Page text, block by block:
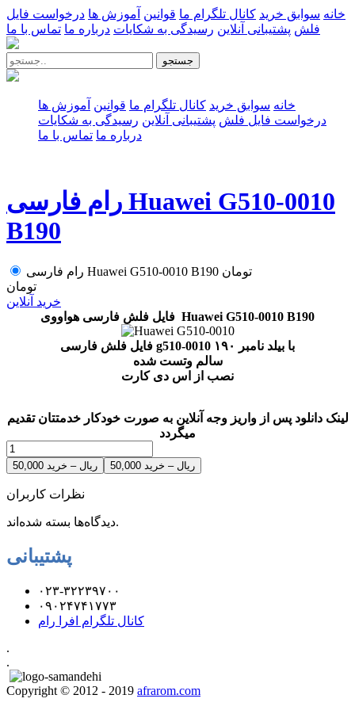
خانه سوابق خرید کانال تلگرام ما قوانین آموزش ها درخواست فایل
فلش پشتیبانی آنلاین رسیدگی به شکایات درباره ما تماس با ما
جستجو
خانه سوابق خرید کانال تلگرام ما قوانین آموزش ها
درخواست فایل فلش پشتیبانی آنلاین رسیدگی به شکایات
درباره ما تماس با ما
رام فارسی Huawei G510-0010
B190
رام فارسی Huawei G510-0010 B190 تومان
تومان
خرید آنلاین
فایل فلش فارسی هواووی Huawei G510-0010 B190
فایل فلش فارسی g510-0010 با بیلد نامبر ۱۹۰
سالم وتست شده
نصب از اس دی کارت
لینک دانلود پس از واریز وجه آنلاین به صورت خودکار خدمتتان تقدیم
میگردد
50,000 ریال – خرید
نظرات کاربران
دیدگاه‌ها بسته شده‌اند.
پشتیبانی
۰۲۳-۳۲۲۳۹۷۰۰
۰۹۰۲۴۷۴۱۷۷۳
کانال تلگرام افرا رام
.
.
Copyright © 2012 - 2019 afrarom.com